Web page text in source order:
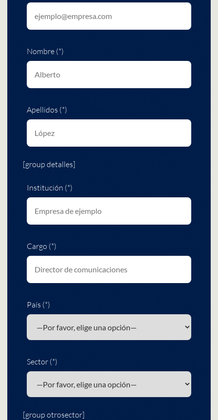
Nombre (*)
Apellidos (*)
[group detalles]
Institución (*)
Cargo (*)
País (*)
Sector (*)
[group otrosector]